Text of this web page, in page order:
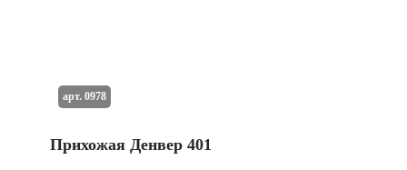
Прихожая Денвер 401
арт. 0978